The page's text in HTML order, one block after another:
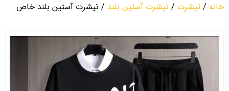
خانه / تیشرت / تیشرت آستین بلند / تیشرت آستین بلند خاص